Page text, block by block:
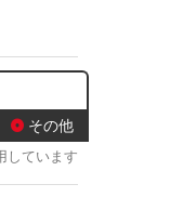
その他
しています